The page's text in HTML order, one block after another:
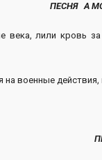
ПЕСНЯ А
века, лили кровь
на военные